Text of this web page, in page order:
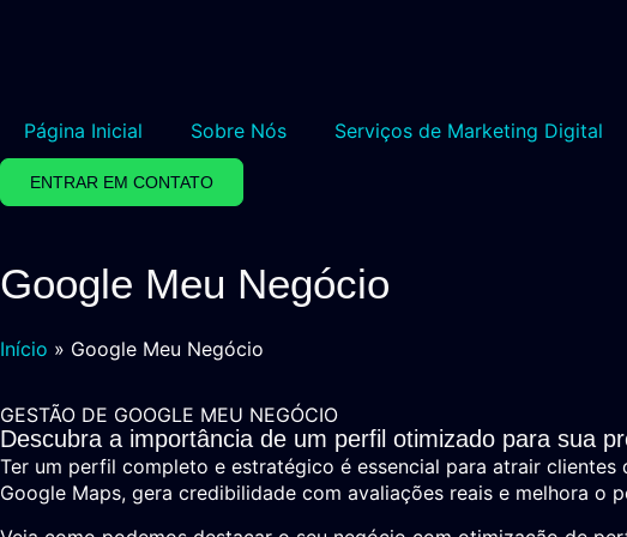
Página Inicial Sobre Nós Serviços de Marketing Digital
ENTRAR EM CONTATO
Google Meu Negócio
Início » Google Meu Negócio
GESTÃO DE GOOGLE MEU NEGÓCIO
Descubra a importância de um perfil otimizado para sua
Ter um perfil completo e estratégico é essencial para atrair
Google Maps, gera credibilidade com avaliações reais e melhora o